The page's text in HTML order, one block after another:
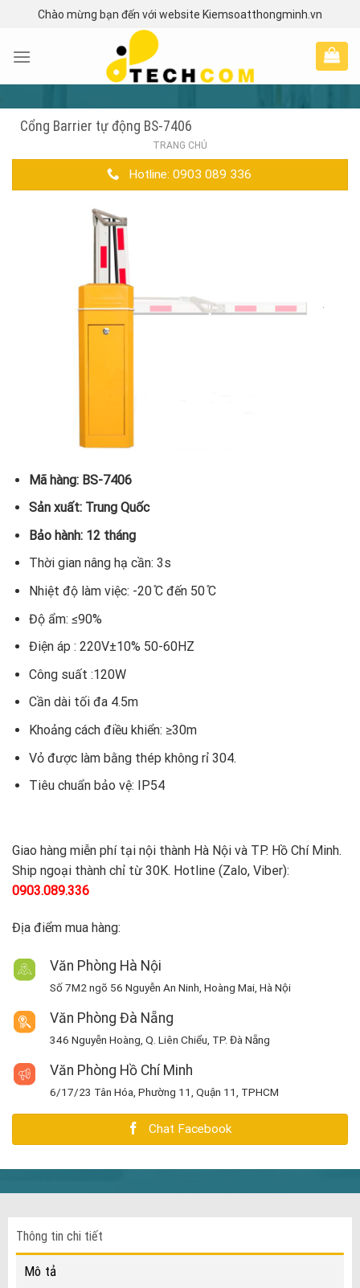
content
Chào mừng bạn đến với website Kiemsoatthongminh.vn
Cổng Barrier tự động BS-7406
TRANG CHỦ
Hotline: 0903 089 336
Mã hàng: BS-7406
Sản xuất: Trung Quốc
Bảo hành: 12 tháng
Thời gian nâng hạ cần: 3s
Nhiệt độ làm việc: -20 ̊C đến 50 ̊C
Độ ẩm: ≤90%
Điện áp : 220V±10% 50-60HZ
Công suất :120W
Cần dài tối đa 4.5m
Khoảng cách điều khiển: ≥30m
Vỏ được làm bằng thép không rỉ 304.
Tiêu chuẩn bảo vệ: IP54
Giao hàng miễn phí tại nội thành Hà Nội và TP. Hồ Chí Minh.
Ship ngoại thành chỉ từ 30K. Hotline (Zalo, Viber):
0903.089.336
Địa điểm mua hàng:
Văn Phòng Hà Nội
Số 7M2 ngõ 56 Nguyễn An Ninh, Hoàng Mai, Hà Nội
Văn Phòng Đà Nẵng
346 Nguyễn Hoàng, Q. Liên Chiểu, TP. Đà Nẵng
Văn Phòng Hồ Chí Minh
6/17/23 Tân Hóa, Phường 11, Quận 11, TPHCM
Chat Facebook
Thông tin chi tiết
Mô tả